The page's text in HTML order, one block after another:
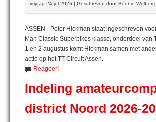
vrijdag 24 jul 2026 | Geschreven door Bennie Wolbers
ASSEN - Peter Hickman staat ingeschreven
Man Classic Superbikes klasse, onderdeel van
1 en 2 augustus komt Hickman samen met
actie op het TT Circuit Assen.
Reageer!
Indeling
district Noord 2026-